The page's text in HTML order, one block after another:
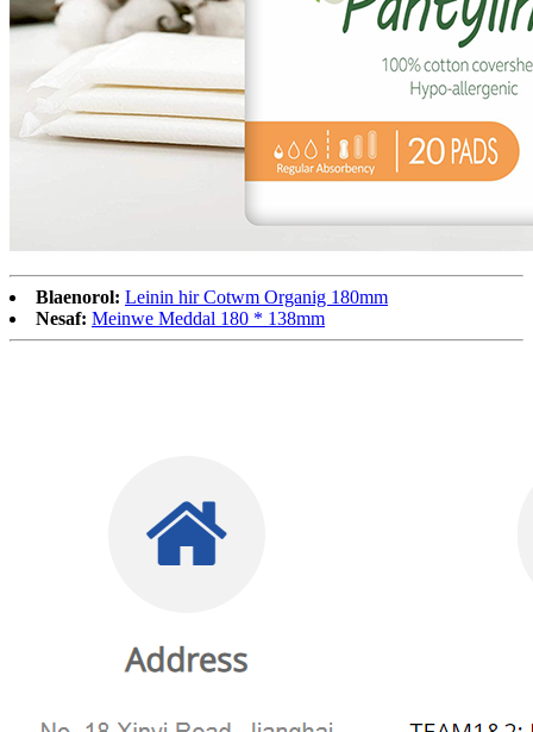
Blaenorol: Leinin hir Cotwm Organig 180mm
Nesaf: Meinwe Meddal 180 * 138mm